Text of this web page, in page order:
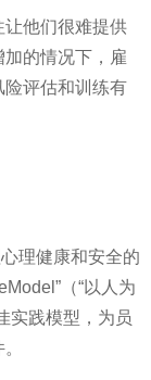
他们很难提供
的情况下，雇
险评估和训练有
理健康和安全的
（“以人为
实践模型，为员